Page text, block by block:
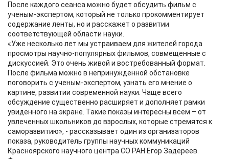
После каждого сеанса можно будет обсудить фильм с
ученым-экспертом, который не только прокомментирует
содержание ленты, но и расскажет о развитии
соответствующей области науки.
«Уже несколько лет мы устраиваем для жителей города
просмотры научно-популярных фильмов, совмещенные с
дискуссией. Это очень живой и востребованный формат.
После фильма можно в непринужденной обстановке
поговорить с ученым-экспертом, узнать его мнение о
картине, развитии современной науки. Чаще всего
обсуждение существенно расширяет и дополняет рамки
увиденного на экране. Такие показы интересны всем – от
увлеченных школьников до взрослых, которые стремятся к
саморазвитию», - рассказывает один из организаторов
показа, руководитель группы научных коммуникаций
Красноярского научного центра СО РАН Егор Задереев.